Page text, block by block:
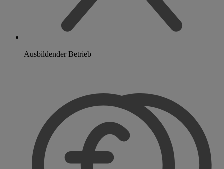
Ausbildender Betrieb